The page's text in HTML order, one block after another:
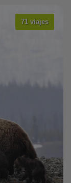
71 viajes